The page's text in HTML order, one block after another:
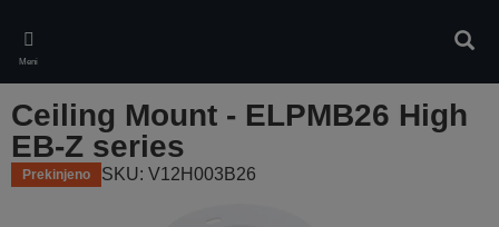
main
content
Meni
Ceiling Mount - ELPMB26 High
EB-Z series
Prekinjeno SKU: V12H003B26